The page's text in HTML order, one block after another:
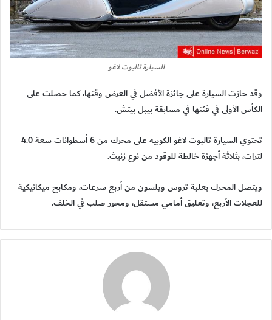
السيارة تالبوت لاغو
وقد حازت السيارة على جائزة الأفضل في العرض وقتها، كما حصلت على
الكأس الأولى في فئتها في مسابقة بيبل بيتش.
تحتوي السيارة تالبوت لاغو الكوبيه على محرك من 6 أسطوانات سعة 4.0
لترات، بثلاثة أجهزة خالطة للوقود من نوع زنيث.
ويتصل المحرك بعلبة تروس ويلسون من أربع سرعات، ومكابح ميكانيكية
للعجلات الأربع، وتعليق أمامي مستقل، ومحور صلب في الخلف.